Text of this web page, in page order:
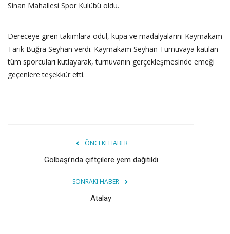
Sinan Mahallesi Spor Kulübü oldu.
Dereceye giren takımlara ödül, kupa ve madalyalarını Kaymakam
Tarık Buğra Seyhan verdi. Kaymakam Seyhan Turnuvaya katılan
tüm sporcuları kutlayarak, turnuvanın gerçekleşmesinde emeği
geçenlere teşekkür etti.
ÖNCEKI HABER
Gölbaşı’nda çiftçilere yem dağıtıldı
SONRAKI HABER
Atalay